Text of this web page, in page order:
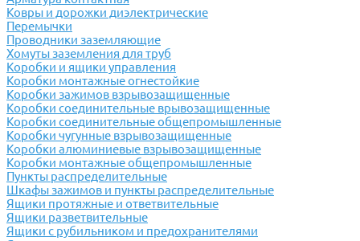
Ковры и дорожки диэлектрические
Перемычки
Проводники заземляющие
Хомуты заземления для труб
Коробки и ящики управления
Коробки монтажные огнестойкие
Коробки зажимов взрывозащищенные
Коробки соединительные врывозащищенные
Коробки соединительные общепромышленные
Коробки чугунные взрывозащищенные
Коробки алюминиевые взрывозащищенные
Коробки монтажные общепромышленные
Пункты распределительные
Шкафы зажимов и пункты распределительные
Ящики протяжные и ответвительные
Ящики разветвительные
Ящики с рубильником и предохранителями